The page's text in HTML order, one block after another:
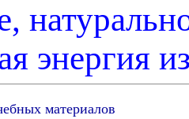
энергия
материалов